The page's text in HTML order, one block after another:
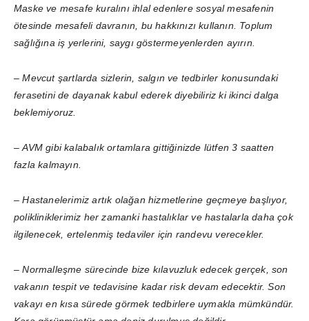
Maske ve mesafe kuralını ihlal edenlere sosyal mesafenin
ötesinde mesafeli davranın, bu hakkınızı kullanın. Toplum
sağlığına iş yerlerini, saygı göstermeyenlerden ayırın.
– Mevcut şartlarda sizlerin, salgın ve tedbirler konusundaki
ferasetini de dayanak kabul ederek diyebiliriz ki ikinci dalga
beklemiyoruz.
– AVM gibi kalabalık ortamlara gittiğinizde lütfen 3 saatten
fazla kalmayın.
– Hastanelerimiz artık olağan hizmetlerine geçmeye başlıyor,
polikliniklerimiz her zamanki hastalıklar ve hastalarla daha çok
ilgilenecek, ertelenmiş tedaviler için randevu verecekler.
– Normalleşme sürecinde bize kılavuzluk edecek gerçek, son
vakanın tespit ve tedavisine kadar risk devam edecektir. Son
vakayı en kısa sürede görmek tedbirlere uymakla mümkündür.